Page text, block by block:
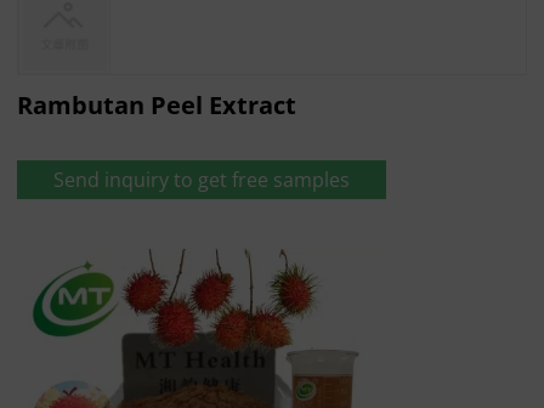
Rambutan Peel Extract
Send inquiry to get free samples